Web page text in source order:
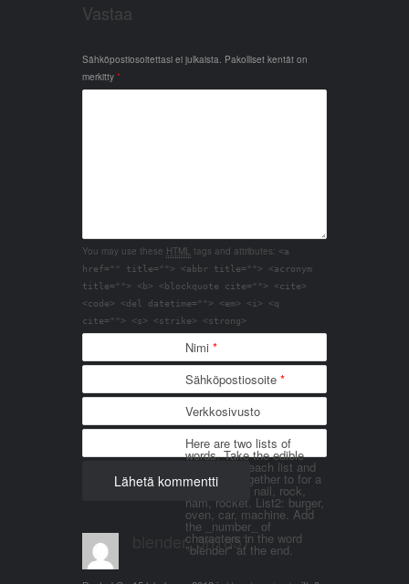
Vastaa
Sähköpostiosoitettasi ei julkaista. Pakolliset kentät on
merkitty *
You may use these HTML tags and attributes: <a
href="" title=""> <abbr title=""> <acronym
title=""> <b> <blockquote cite=""> <cite>
<code> <del datetime=""> <em> <i> <q
cite=""> <s> <strike> <strong>
Nimi *
Sähköpostiosoite *
Verkkosivusto
Here are two lists of
words. Take the edible
things from each list and
join them together to for a
word. List 1: nail, rock,
ham, rocket. List2: burger,
oven, car, machine. Add
the _number_ of
characters in the word
"blender" at the end.
blender_3n1857